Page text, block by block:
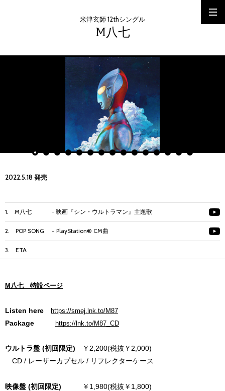
米津玄師 12thシングル
M八七
2022.5.18 発売
1. M八七 - 映画『シン・ウルトラマン』主題歌
2. POP SONG - PlayStation® CM曲
3. ETA
M八七 特設ページ
Listen here https://smej.lnk.to/M87
Package https://lnk.to/M87_CD
ウルトラ盤 (初回限定)
￥2,200(税抜￥2,000)
CD / レーザーカプセル / リフレクターケース
映像盤 (初回限定)
￥1,980(税抜￥1,800)